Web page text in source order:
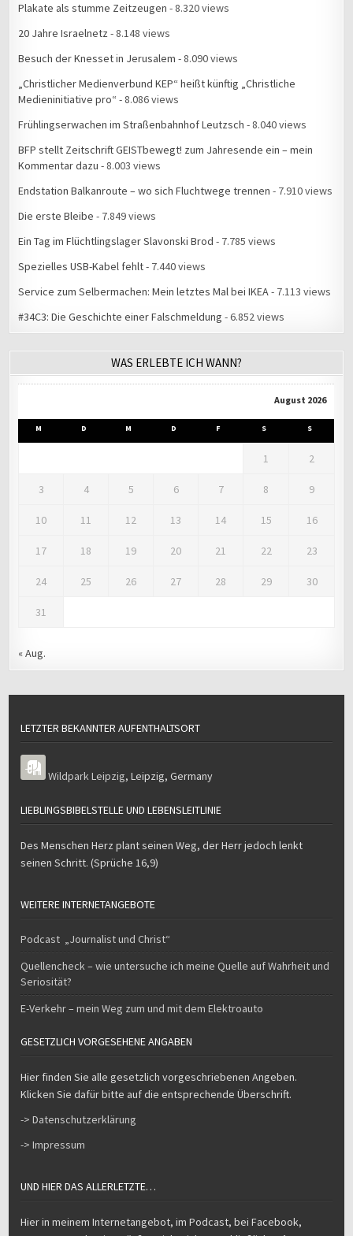
Plakate als stumme Zeitzeugen - 8.320 views
20 Jahre Israelnetz - 8.148 views
Besuch der Knesset in Jerusalem - 8.090 views
„Christlicher Medienverbund KEP“ heißt künftig „Christliche
Medieninitiative pro“ - 8.086 views
Frühlingserwachen im Straßenbahnhof Leutzsch - 8.040 views
BFP stellt Zeitschrift GEISTbewegt! zum Jahresende ein – mein
Kommentar dazu - 8.003 views
Endstation Balkanroute – wo sich Fluchtwege trennen - 7.910 views
Die erste Bleibe - 7.849 views
Ein Tag im Flüchtlingslager Slavonski Brod - 7.785 views
Spezielles USB-Kabel fehlt- 7.440 views
Service zum Selbermachen: Mein letztes Mal bei IKEA- 7.113 views
#34C3: Die Geschichte einer Falschmeldung - 6.852 views
WAS ERLEBTE ICH WANN?
August 2026
M D M D F S S
1 2
3 4 5 6 7 8 9
10 11 12 13 14 15 16
17 18 19 20 21 22 23
24 25 26 27 28 29 30
31
« Aug.
LETZTER BEKANNTER AUFENTHALTSORT
Wildpark Leipzig,Leipzig,Germany
LIEBLINGSBIBELSTELLE UND LEBENSLEITLINIE
Des Menschen Herz plant seinen Weg, der Herr jedoch lenkt
seinen Schritt. (Sprüche 16,9)
WEITERE INTERNETANGEBOTE
Podcast „Journalist und Christ“
Quellencheck – wie untersuche ich meine Quelle auf Wahrheit und
Seriosität?
E-Verkehr – mein Weg zum und mit dem Elektroauto
GESETZLICH VORGESEHENE ANGABEN
Hier finden Sie alle gesetzlich vorgeschriebenen Angeben.
Klicken Sie dafür bitte auf die entsprechende Überschrift.
-> Datenschutzerklärung
-> Impressum
UND HIER DAS ALLERLETZTE…
Hier in meinem Internetangebot, im Podcast, bei Facebook,